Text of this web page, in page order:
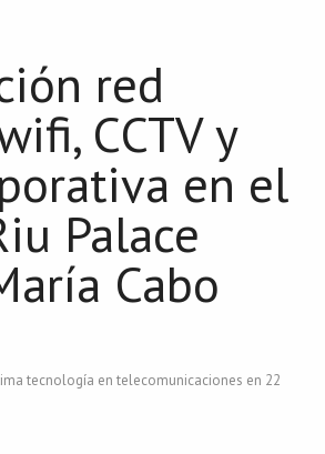
red
CCTV y
en el
Palace
Cabo
tecnología en telecomunicaciones en 22